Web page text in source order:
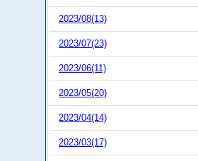
2023/08(13)
2023/07(23)
2023/06(11)
2023/05(20)
2023/04(14)
2023/03(17)